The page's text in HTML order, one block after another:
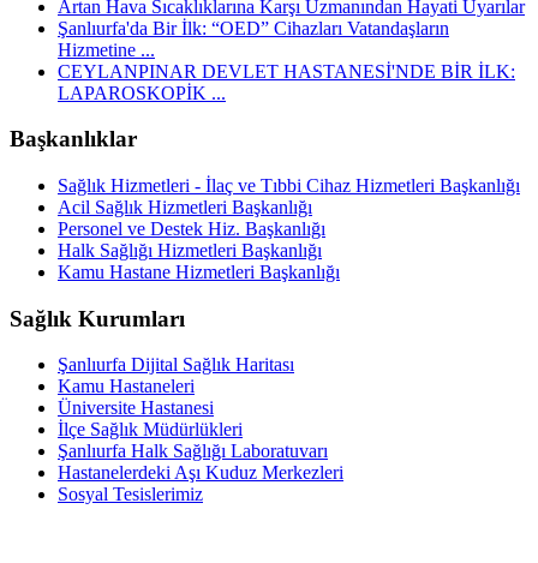
Artan Hava Sıcaklıklarına Karşı Uzmanından Hayati Uyarılar
Şanlıurfa'da Bir İlk: “OED” Cihazları Vatandaşların
Hizmetine ...
CEYLANPINAR DEVLET HASTANESİ'NDE BİR İLK:
LAPAROSKOPİK ...
Başkanlıklar
Sağlık Hizmetleri - İlaç ve Tıbbi Cihaz Hizmetleri Başkanlığı
Acil Sağlık Hizmetleri Başkanlığı
Personel ve Destek Hiz. Başkanlığı
Halk Sağlığı Hizmetleri Başkanlığı
Kamu Hastane Hizmetleri Başkanlığı
Sağlık Kurumları
Şanlıurfa Dijital Sağlık Haritası
Kamu Hastaneleri
Üniversite Hastanesi
İlçe Sağlık Müdürlükleri
Şanlıurfa Halk Sağlığı Laboratuvarı
Hastanelerdeki Aşı Kuduz Merkezleri
Sosyal Tesislerimiz